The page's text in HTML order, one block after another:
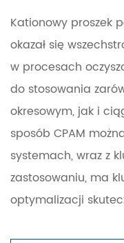
Kationowy proszek
okazał się
w procesach
do stosowania
okresowym, jak i
sposób CPAM
systemach, wraz z
zastosowaniu, ma
optymalizacji